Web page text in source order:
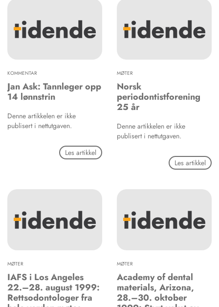
KOMMENTAR
Jan Ask: Tannleger opp
14 lønnstrin
Denne artikkelen er ikke
publisert i nettutgaven.
Les artikkel
MØTER
Norsk
periodontistforening
25 år
Denne artikkelen er ikke
publisert i nettutgaven.
Les artikkel
MØTER
IAFS i Los Angeles
22.–28. august 1999:
Rettsodontologer fra
MØTER
Academy of dental
materials, Arizona,
28.–30. oktober